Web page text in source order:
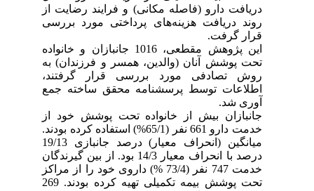
دریافت دارو (فاصله مکانی) و فرایند رضایت از
روند دریافت هزینه‌های پرداختی مورد بررسی
قرار ‌گرفت.
این پژوهش مقطعی، 1016 جانبازان و خانواده
تحت پوشش آنان (والدین، همسر و فرزندان) به
روش تصادفی مورد بررسی قرار گرفتند،
اطلاعات توسط پرسشنامه محقق ساخته جمع
آوری شد.
جانبازان بیش از خانواده تحت پوشش خود از
خدمت دارو 661 نفر (65/1%) استفاده کرده بودند.
میانگین (انحراف معیار) درصد جانبازی 19/13
درصد با انحراف معیار 14/3 بود. از بین گیرندگان
خدمت 747 نفر (73/4 %) داروی خود را از مراکز
تحت پوشش بیمه تکمیلی تهیه کرده بودند. 269